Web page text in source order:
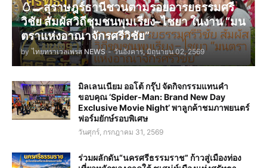
🥚🍳สุราษฎร์ธานีชวนตามรอยอารยธรรมศรี
วิชัย สัมผัสวิถีชุมชนพุมเรียง–ไชยา ในงาน “มน
ตราแห่งอาณาจักรศรีวิชัย”
by ไทยทราเวลเพรส NEWS - วันอังคาร, มิถุนายน 02, 2569
มิลเลนเนียม ออโต้ กรุ๊ป จัดกิจกรรมแทนคำ
ขอบคุณ ‘Spider-Man: Brand New Day
Exclusive Movie Night’ พาลูกค้าชมภาพยนตร์
ฟอร์มยักษ์รอบพิเศษ
วันศุกร์, กรกฎาคม 31, 2569
ร่วมผลักดัน“นครศรีธรรมราช” ก้าวสู่เมืองท่อง